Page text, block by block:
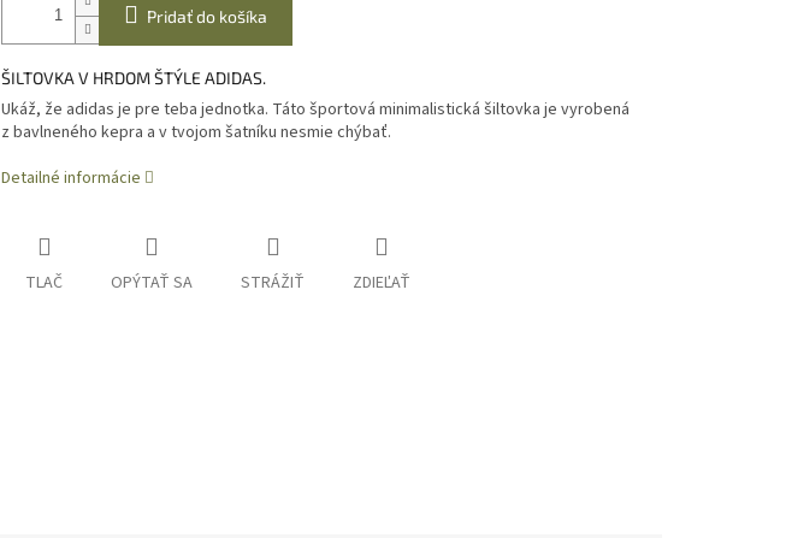
Pridať do košíka
ŠILTOVKA V HRDOM ŠTÝLE ADIDAS.
Ukáž, že adidas je pre teba jednotka. Táto športová minimalistická šiltovka je vyrobená
z bavlneného kepra a v tvojom šatníku nesmie chýbať.
Detailné informácie
TLAČ OPÝTAŤ SA STRÁŽIŤ ZDIEĽAŤ